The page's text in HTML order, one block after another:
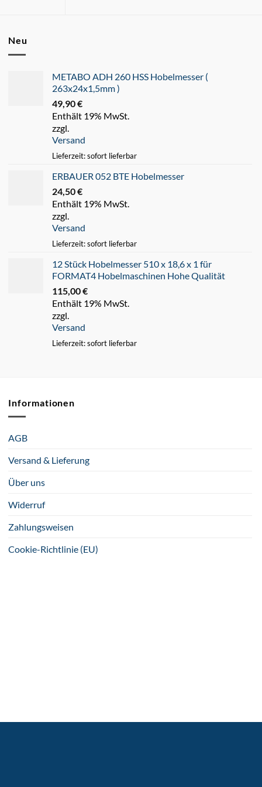
Neu
METABO ADH 260 HSS Hobelmesser (
263x24x1,5mm )
49,90€
Enthält 19% MwSt.
zzgl.
Versand
Lieferzeit: sofort lieferbar
ERBAUER 052 BTE Hobelmesser
24,50€
Enthält 19% MwSt.
zzgl.
Versand
Lieferzeit: sofort lieferbar
12 Stück Hobelmesser 510 x 18,6 x 1 für
FORMAT4 Hobelmaschinen Hohe Qualität
115,00€
Enthält 19% MwSt.
zzgl.
Versand
Lieferzeit: sofort lieferbar
Informationen
AGB
Versand & Lieferung
Über uns
Widerruf
Zahlungsweisen
Cookie-Richtlinie (EU)